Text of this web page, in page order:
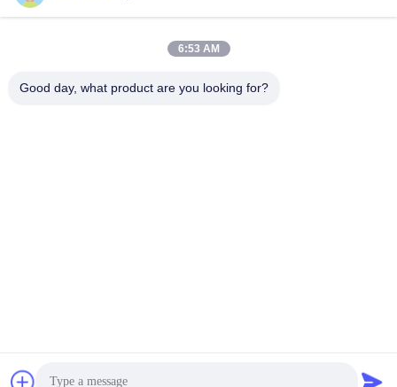
Shenzhen Huanyu Dream Technology Co., Ltd すべての権利
6:53 AM
Good day, what product are you looking for?